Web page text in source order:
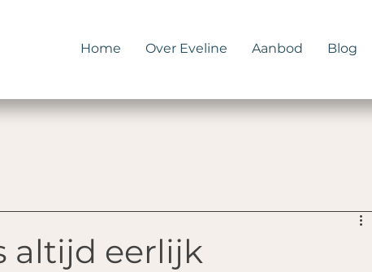
Home Over Eveline Aanbod Blog
altijd eerlijk